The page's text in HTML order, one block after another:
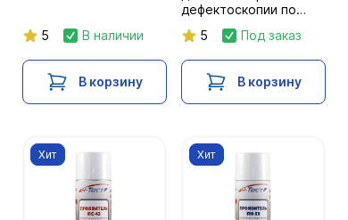
5 В наличии
В корзину
дефектоскопии по
чувствительности I
5 Под заказ
В корзину
Хит Хит